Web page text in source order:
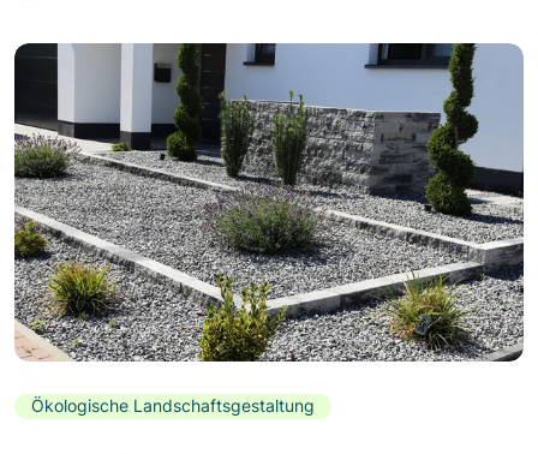
Ökologische Landschaftsgestaltung